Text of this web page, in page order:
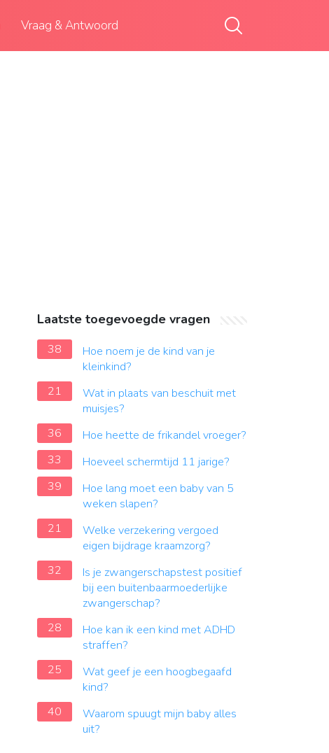
Vraag & Antwoord
Laatste toegevoegde vragen
38
Hoe noem je de kind van je
kleinkind?
21
Wat in plaats van beschuit met
muisjes?
36
Hoe heette de frikandel vroeger?
33
Hoeveel schermtijd 11 jarige?
39
Hoe lang moet een baby van 5
weken slapen?
21
Welke verzekering vergoed
eigen bijdrage kraamzorg?
32
Is je zwangerschapstest positief
bij een buitenbaarmoederlijke
zwangerschap?
28
Hoe kan ik een kind met ADHD
straffen?
25
Wat geef je een hoogbegaafd
kind?
40
Waarom spuugt mijn baby alles
uit?